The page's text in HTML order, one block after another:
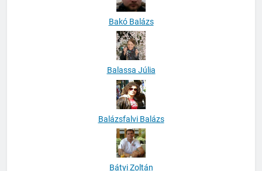
Bakó Balázs
Balassa Júlia
Balázsfalvi Balázs
Bátyi Zoltán